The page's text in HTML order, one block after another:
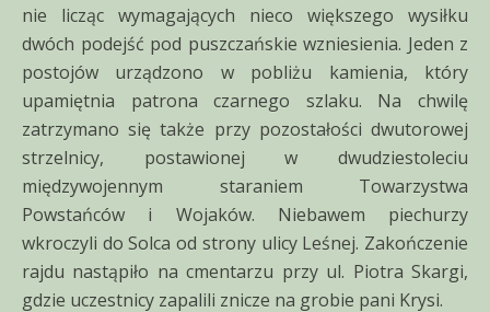
nie licząc wymagających nieco większego wysiłku
dwóch podejść pod puszczańskie wzniesienia. Jeden z
postojów urządzono w pobliżu kamienia, który
upamiętnia patrona czarnego szlaku. Na chwilę
zatrzymano się także przy pozostałości dwutorowej
strzelnicy, postawionej w dwudziestoleciu
międzywojennym staraniem Towarzystwa
Powstańców i Wojaków. Niebawem piechurzy
wkroczyli do Solca od strony ulicy Leśnej. Zakończenie
rajdu nastąpiło na cmentarzu przy ul. Piotra Skargi,
gdzie uczestnicy zapalili znicze na grobie pani Krysi.